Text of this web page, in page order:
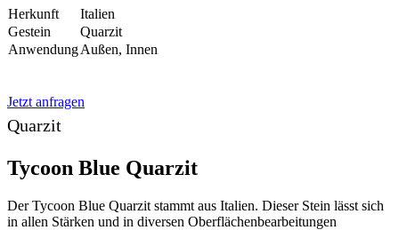
Herkunft
Italien
Gestein
Quarzit
AnwendungAußen, Innen
Jetzt anfragen
Quarzit
Tycoon Blue Quarzit
Der Tycoon Blue Quarzit stammt aus Italien. Dieser Stein lässt sich
in allen Stärken und in diversen Oberflächenbearbeitungen